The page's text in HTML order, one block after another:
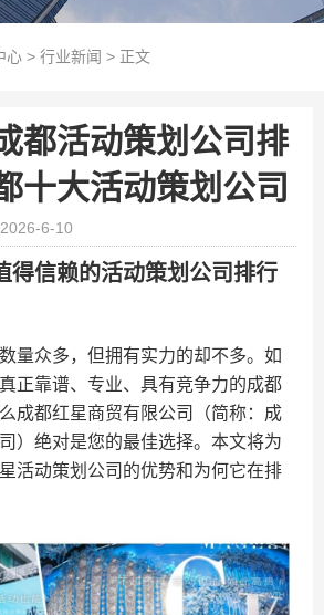
心> 行业新闻 > 正文
都活动策划公司排
十大活动策划公司
6-10
得信赖的活动策划公司排行
量众多，但拥有实力的却不多。如
正靠谱、专业、具有竞争力的成都
成都红星商贸有限公司（简称：成
）绝对是您的最佳选择。本文将为
活动策划公司的优势和为何它在排